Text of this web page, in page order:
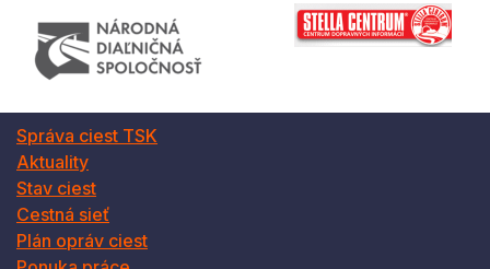
Správa ciest TSK
Aktuality
Stav ciest
Cestná sieť
Plán opráv ciest